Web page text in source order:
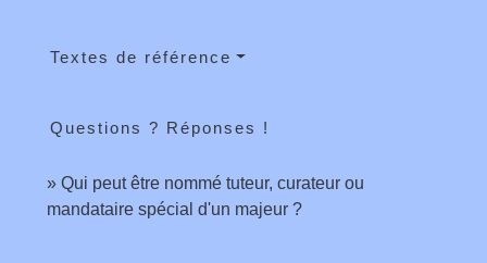
Textes de référence
Questions ? Réponses !
Qui peut être nommé tuteur, curateur ou
mandataire spécial d'un majeur ?